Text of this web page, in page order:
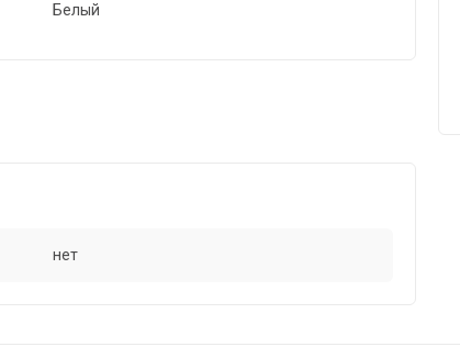
Белый
нет